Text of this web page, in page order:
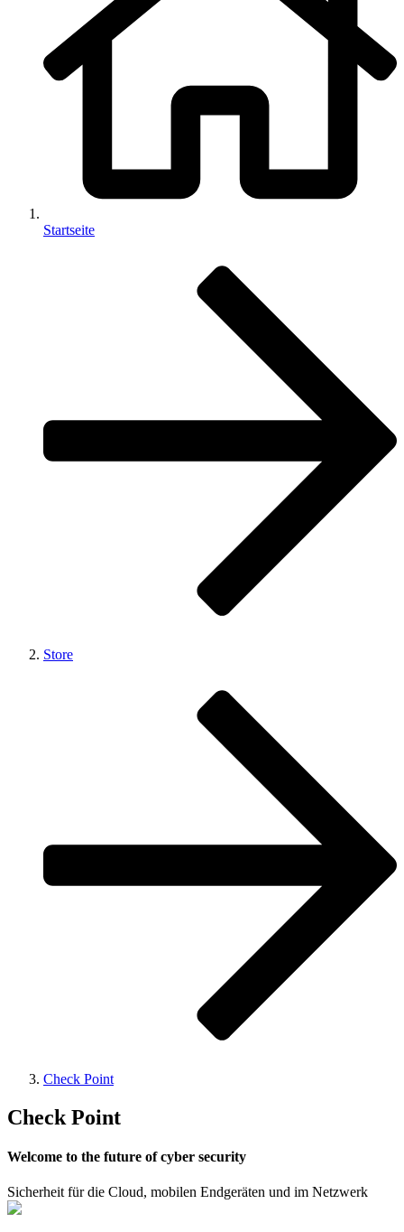
Startseite
Store
Check Point
Check Point
Welcome to the future of cyber security
Sicherheit für die Cloud, mobilen Endgeräten und im Netzwerk